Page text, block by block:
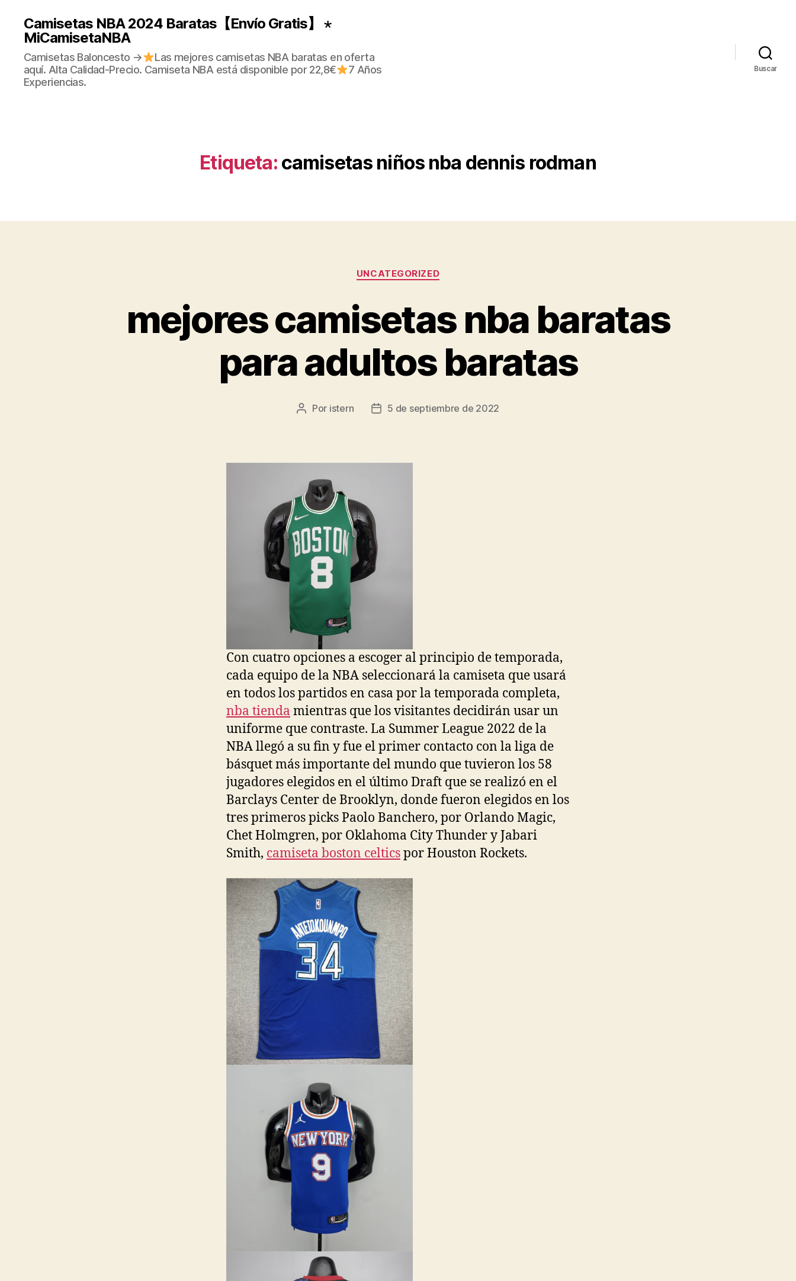
Camisetas NBA 2024 Baratas【Envío Gratis】 ⋆
MiCamisetaNBA
Camisetas Baloncesto →
Las mejores camisetas NBA baratas en oferta
aquí. Alta Calidad-Precio. Camiseta NBA está disponible por 22,8€
7 Años
Experiencias.
Buscar
Etiqueta: camisetas niños nba dennis rodman
Categorías
UNCATEGORIZED
mejores camisetas nba baratas
para adultos baratas
Autor
Por istern
Fecha5 de septiembre de 2022
Con cuatro opciones a escoger al principio de temporada,
cada equipo de la NBA seleccionará la camiseta que usará
en todos los partidos en casa por la temporada completa,
nba tienda mientras que los visitantes decidirán usar un
uniforme que contraste. La Summer League 2022 de la
NBA llegó a su fin y fue el primer contacto con la liga de
básquet más importante del mundo que tuvieron los 58
jugadores elegidos en el último Draft que se realizó en el
Barclays Center de Brooklyn, donde fueron elegidos en los
tres primeros picks Paolo Banchero, por Orlando Magic,
Chet Holmgren, por Oklahoma City Thunder y Jabari
Smith, camiseta boston celticspor Houston Rockets.